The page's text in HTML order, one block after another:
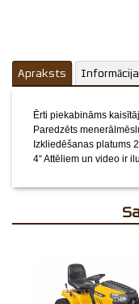
Apraksts
Ērti piekabināms
Paredzēts
Izkliedēšanas platums
4“Attēliem un video ir